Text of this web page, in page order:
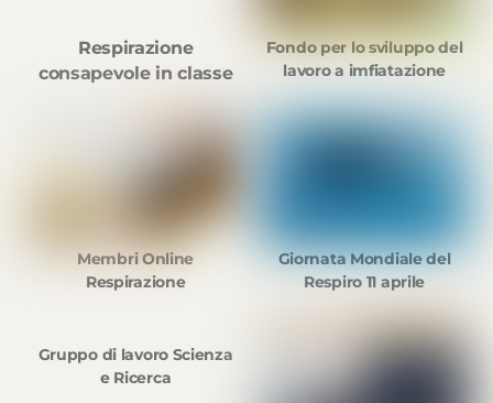
Respirazione
consapevole in classe
Fondo per lo sviluppo del
lavoro a imfiatazione
Membri Online
Respirazione
Gruppo di lavoro Scienza
e Ricerca
Giornata Mondiale del
Respiro 11 aprile